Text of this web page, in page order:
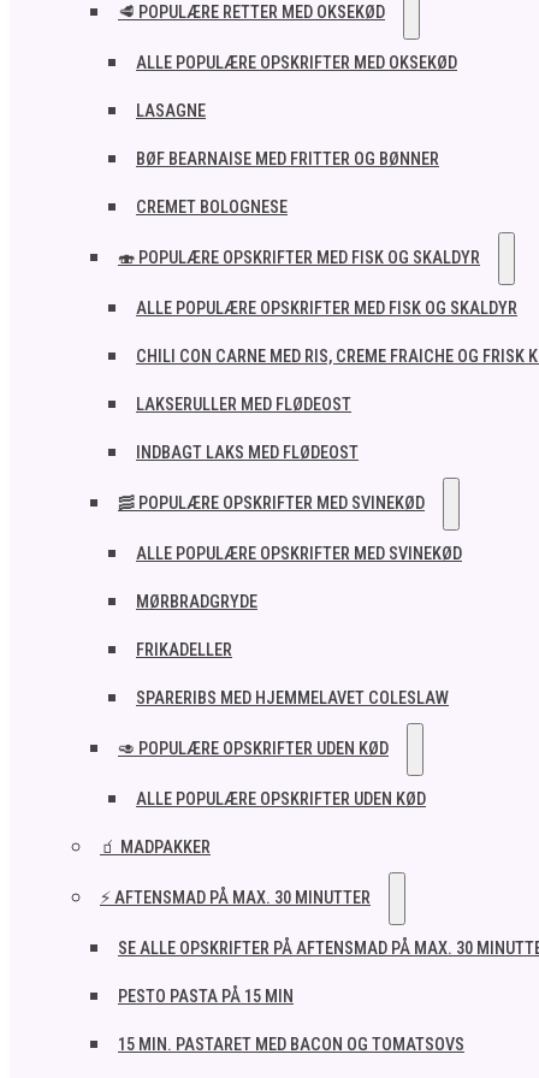
🥩 POPULÆRE RETTER MED OKSEKØD
ALLE POPULÆRE OPSKRIFTER MED OKSEKØD
LASAGNE
BØF BEARNAISE MED FRITTER OG BØNNER
CREMET BOLOGNESE
🍣 POPULÆRE OPSKRIFTER MED FISK OG SKALDYR
ALLE POPULÆRE OPSKRIFTER MED FISK OG SKALDYR
CHILI CON CARNE MED RIS, CREME FRAICHE OG FRISK
LAKSERULLER MED FLØDEOST
INDBAGT LAKS MED FLØDEOST
🥓 POPULÆRE OPSKRIFTER MED SVINEKØD
ALLE POPULÆRE OPSKRIFTER MED SVINEKØD
MØRBRADGRYDE
FRIKADELLER
SPARERIBS MED HJEMMELAVET COLESLAW
🥑 POPULÆRE OPSKRIFTER UDEN KØD
ALLE POPULÆRE OPSKRIFTER UDEN KØD
🧃 MADPAKKER
⚡ AFTENSMAD PÅ MAX. 30 MINUTTER
SE ALLE OPSKRIFTER PÅ AFTENSMAD PÅ MAX. 30
PESTO PASTA PÅ 15 MIN
15 MIN. PASTARET MED BACON OG TOMATSOVS